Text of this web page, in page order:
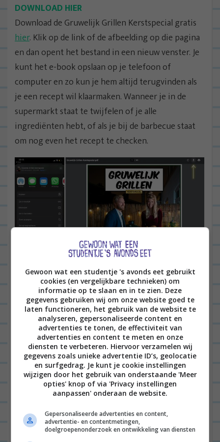
DOWNLOAD HIER
Download de Gruwelijk Grillen Kerstspecial gratis
hier. Klik op de link of de afbeelding op die pagina
en dan opent het bestand in een nieuw venster. Je
kunt het e-book opslaan op je telefoon of
computer en zo kun je hem altijd terugvinden als
je een recept wil klaarmaken. Wanneer je in de
supermarkt staat te twijfelen of je alle
ingrediënten hebt, of als je bij de barbecue staat
om nog even het recept te checken.
Klikbare links!
Het grote voordeel van een e-book is dat het vol
kan staan met klikbare links. Zo is de
inhoudsopgave van het boek klikbaar, waardoor je
dus gewoon op een recept kan klikken en dan kom
je meteen op die pagina in het boek. Maar ook de
onderstreepte links in de recepten zijn klikbaar, de
links in de extra artikelen over bijvoorbeeld
tafelstyling of alle wijnen die getipt worden bij de
gerechten.
Gewoon wat een studentje 's avonds eet gebruikt
cookies (en vergelijkbare technieken) om
informatie op te slaan en in te zien. Deze
gegevens gebruiken wij om onze website goed te
laten functioneren, het gebruik van de website te
analyseren, gepersonaliseerde content en
advertenties te tonen, de effectiviteit van
advertenties en content te meten en onze
diensten te verbeteren. Hiervoor verzamelen wij
gegevens zoals unieke advertentie ID’s, geolocatie
en surfgedrag. Je kunt je cookie instellingen
wijzigen door het gebruik van onderstaande 'Meer
opties' knop of via 'Privacy instellingen
aanpassen' onderaan de website.
Gepersonaliseerde advertenties en content,
advertentie- en contentmetingen,
doelgroepenonderzoek en ontwikkeling van diensten